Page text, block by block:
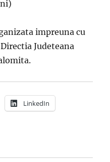
impreuna cu
Judeteana
LinkedIn